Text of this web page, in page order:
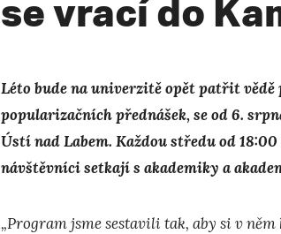
se vrací do
Léto bude na univerzitě opět patřit
popularizačních přednášek, se od 6.
Ústí nad Labem. Každou středu od
návštěvníci setkají s akademiky a
„Program jsme sestavili tak, aby si v